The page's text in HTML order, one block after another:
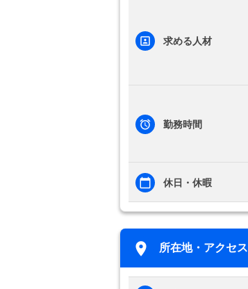
求める人材
勤務時間
休日・休暇
所在地・アクセス